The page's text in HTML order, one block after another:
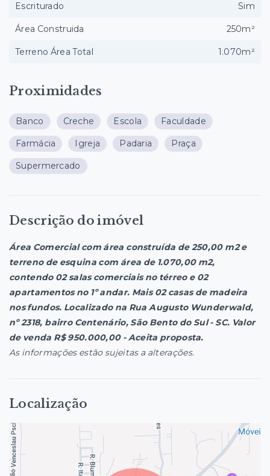
Proximidades
Banco Creche Escola Faculdade
Farmácia Igreja Padaria Praça
Supermercado
Descrição do imóvel
Área Comercial com área construída de 250,00 m2 e
terreno de esquina com área de 1.070,00 m2,
contendo 02 salas comerciais no térreo e 02
apartamentos no 1º andar. Mais 02 casas de madeira
nos fundos. Localizado na Rua Augusto Wunderwald,
nº 2318, bairro Centenário, São Bento do Sul - SC. Valor
de venda R$ 950.000,00 - Aceita proposta.
As informações estão sujeitas a alterações.
Localização
Escriturado Sim
Área Construida 250m²
Terreno Área Total 1.070m²